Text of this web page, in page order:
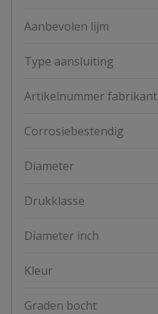
Aanbevolen lijm
Type aansluiting
Artikelnummer fabrikant
Corrosiebestendig
Diameter
Drukklasse
Diameter inch
Kleur
Graden bocht